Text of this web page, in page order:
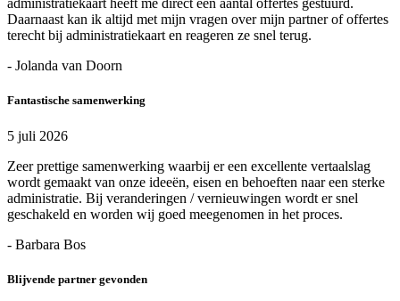
administratiekaart heeft me direct een aantal offertes gestuurd.
Daarnaast kan ik altijd met mijn vragen over mijn partner of offertes
terecht bij administratiekaart en reageren ze snel terug.
- Jolanda van Doorn
Fantastische samenwerking
5 juli 2026
Zeer prettige samenwerking waarbij er een excellente vertaalslag
wordt gemaakt van onze ideeën, eisen en behoeften naar een sterke
administratie. Bij veranderingen / vernieuwingen wordt er snel
geschakeld en worden wij goed meegenomen in het proces.
- Barbara Bos
Blijvende partner gevonden